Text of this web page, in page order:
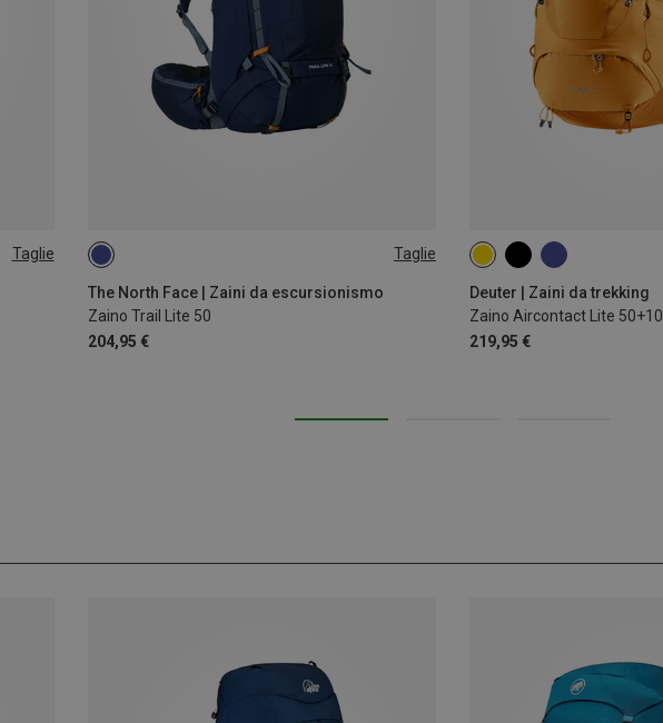
Taglie Taglie
The North Face | Zaini da escursionismo
Zaino Trail Lite 50
204,95 €
50L | L-XL
Deuter | Zaini da trekking
Zaino Aircontact Lite 50+10
219,95 €
50+10L